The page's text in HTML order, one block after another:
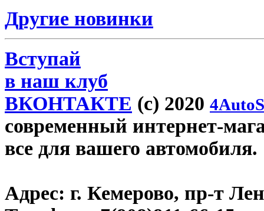
Другие новинки
Вступай
в наш клуб
ВКОНТАКТЕ (c) 2020
современный интернет-
все для вашего автомобиля.
Адрес: г. Кемерово, пр-т